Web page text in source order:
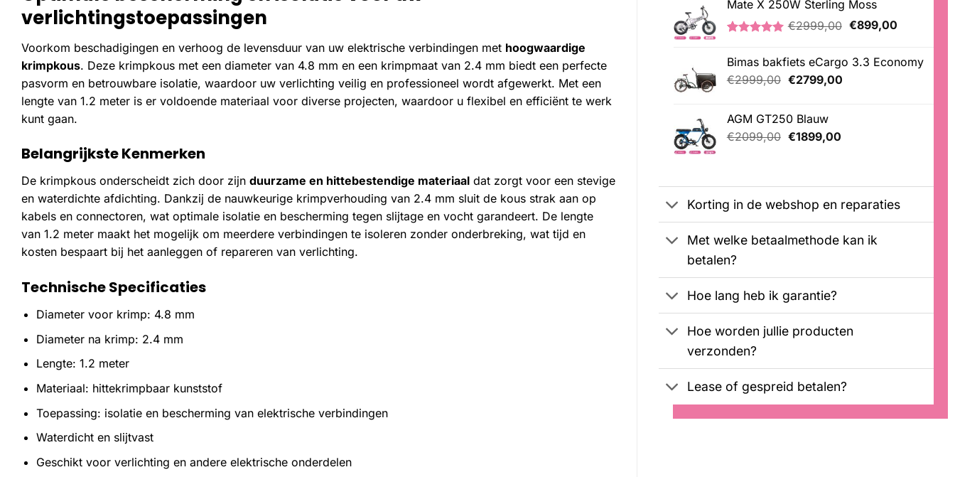
verlichtingstoepassingen
Voorkom beschadigingen en verhoog de levensduur van uw elektrische verbindingen met hoogwaardige
krimpkous. Deze krimpkous met een diameter van 4.8 mm en een krimpmaat van 2.4 mm biedt een perfecte
pasvorm en betrouwbare isolatie, waardoor uw verlichting veilig en professioneel wordt afgewerkt. Met een
lengte van 1.2 meter is er voldoende materiaal voor diverse projecten, waardoor u flexibel en efficiënt te werk
kunt gaan.
Belangrijkste Kenmerken
De krimpkous onderscheidt zich door zijn duurzame en hittebestendige materiaal dat zorgt voor een stevige
en waterdichte afdichting. Dankzij de nauwkeurige krimpverhouding van 2.4 mm sluit de kous strak aan op
kabels en connectoren, wat optimale isolatie en bescherming tegen slijtage en vocht garandeert. De lengte
van 1.2 meter maakt het mogelijk om meerdere verbindingen te isoleren zonder onderbreking, wat tijd en
kosten bespaart bij het aanleggen of repareren van verlichting.
Technische Specificaties
Diameter voor krimp: 4.8 mm
Diameter na krimp: 2.4 mm
Lengte: 1.2 meter
Materiaal: hittekrimpbaar kunststof
Toepassing: isolatie en bescherming van elektrische verbindingen
Waterdicht en slijtvast
Geschikt voor verlichting en andere elektrische onderdelen
Mate X 250W Sterling Moss
5.00
op 5
gebaseerd
op
klantbeoordelingen
€2999,00 Oorspronkelijke
€2999,00.
€899,00Huidige
€899,00.
Bimas bakfiets eCargo 3.3 Economy
€2999,00 Oorspronkelijke
€2999,00.
€2799,00Huidige
AGM GT250 Blauw
€2099,00 Oorspronkelijke
€1899,00Huidige
Korting in de webshop en reparaties
Met welke betaalmethode kan ik
betalen?
Hoe lang heb ik garantie?
Hoe worden jullie producten
verzonden?
Lease of gespreid betalen?